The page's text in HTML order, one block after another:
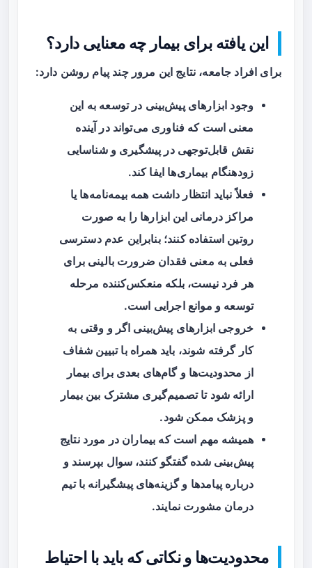
این یافته برای بیمار چه معنایی دارد؟
برای افراد جامعه، نتایج این مرور چند پیام روشن دارد:
وجود ابزارهای پیش‌بینی در توسعه به این
معنی است که فناوری می‌تواند در آینده
نقش قابل‌توجهی در پیشگیری و شناسایی
زودهنگام بیماری‌ها ایفا کند.
فعلاً نباید انتظار داشت همه بیمه‌نامه‌ها یا
مراکز درمانی این ابزارها را به صورت
روتین استفاده کنند؛ بنابراین عدم دسترسی
فعلی به معنی فقدان ضرورت بالینی برای
هر فرد نیست، بلکه منعکس‌کننده مرحله
توسعه و موانع اجرایی است.
خروجی ابزارهای پیش‌بینی اگر و وقتی به
کار گرفته شوند، باید همراه با تبیین شفاف
از محدودیت‌ها و گام‌های بعدی برای بیمار
ارائه شود تا تصمیم‌گیری مشترک بین بیمار
و پزشک ممکن شود.
همیشه مهم است که بیماران در مورد نتایج
پیش‌بینی شده گفتگو کنند، سوال بپرسند و
درباره پیامدها و گزینه‌های پیشگیرانه با تیم
درمان مشورت نمایند.
محدودیت‌ها و نکاتی که باید با احتیاط